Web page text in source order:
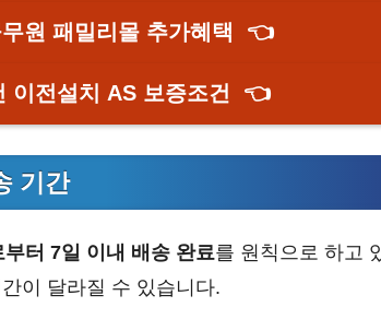
원 패밀리몰 추가혜택 👈
이전설치 AS 보증조건 👈
기간
부터 7일 이내 배송 완료를 원칙으로 하고
이 달라질 수 있습니다.